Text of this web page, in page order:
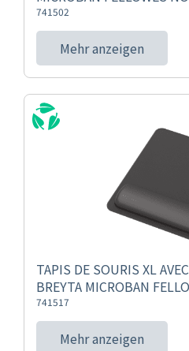
741502
Mehr anzeigen
TAPIS DE SOURIS XL
BREYTA MICROBAN
741517
Mehr anzeigen